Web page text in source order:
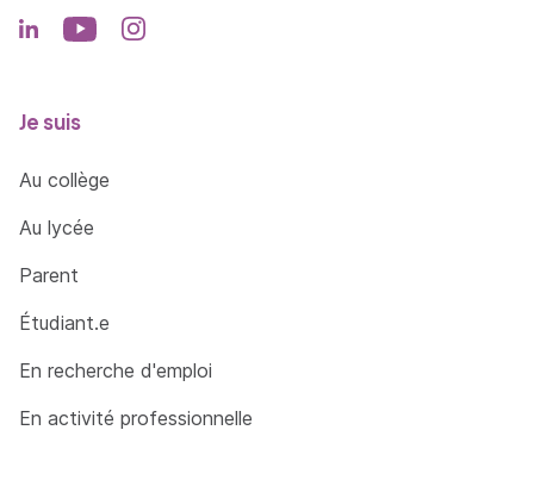
Je suis
Au collège
Au lycée
Parent
Étudiant.e
En recherche d'emploi
En activité professionnelle